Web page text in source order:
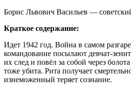
Борис Львович Васильев —
Краткое содержание:
Идет 1942 год. Война в самом
командование посылают девчат-
их след и повёл за собой через
тоже убита. Рита получает
изнеможенный теряет сознание.